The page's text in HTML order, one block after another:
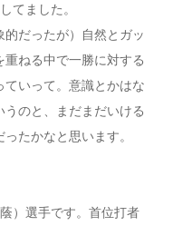
てました。
的だったが）自然とガッ
ねる中で一勝に対する
いって。意識とかはな
のと、まだまだいける
たかなと思います。
）選手です。首位打者